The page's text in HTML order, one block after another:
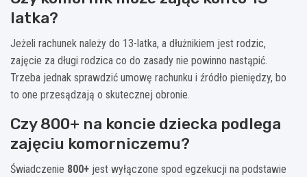
latka?
Jeżeli rachunek należy do 13-latka, a dłużnikiem jest rodzic,
zajęcie za długi rodzica co do zasady nie powinno nastąpić.
Trzeba jednak sprawdzić umowę rachunku i źródło pieniędzy, bo
to one przesądzają o skutecznej obronie.
Czy 800+ na koncie dziecka podlega
zajęciu komorniczemu?
Świadczenie 800+ jest wyłączone spod egzekucji na podstawie